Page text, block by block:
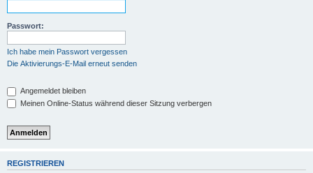
Passwort:
Ich habe mein Passwort vergessen
Die Aktivierungs-E-Mail erneut senden
Angemeldet bleiben
Meinen Online-Status während dieser Sitzung verbergen
REGISTRIEREN